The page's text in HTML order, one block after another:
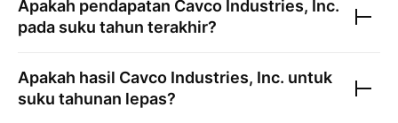
Apakah pendapatan Cavco Industries, Inc.
pada suku tahun terakhir?
Apakah hasil Cavco Industries, Inc. untuk
suku tahunan lepas?